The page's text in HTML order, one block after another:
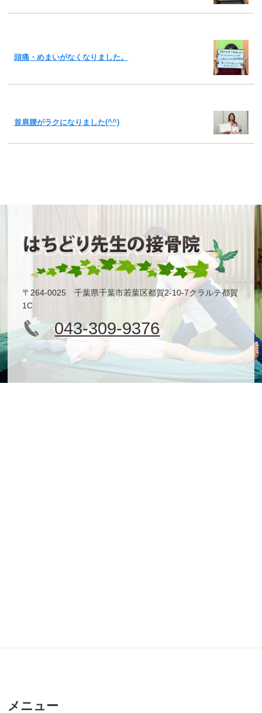
頭痛・めまいがなくなりました。
首肩腰がラクになりました(^^)
〒264-0025 千葉県千葉市若葉区都賀2-10-7クラルテ都賀
1C
043-309-9376
メニュー